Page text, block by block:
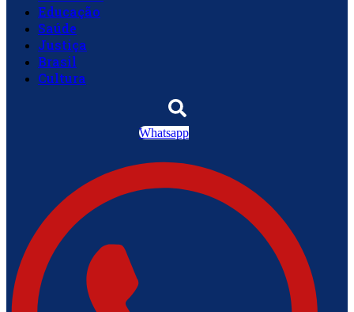
Educação
Saúde
Justiça
Brasil
Cultura
Whatsapp